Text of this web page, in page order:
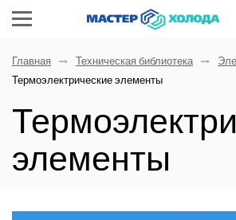
Главная Техническая библиотека
Термоэлектрические элементы
элементы